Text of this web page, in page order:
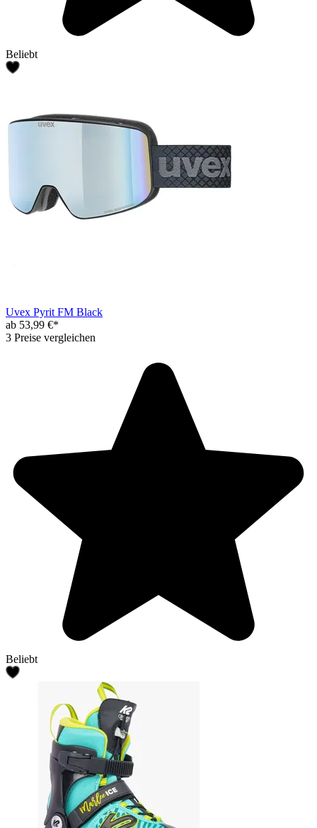
Beliebt
Uvex Pyrit FM Black
ab 53,99 €*
3 Preise vergleichen
Beliebt